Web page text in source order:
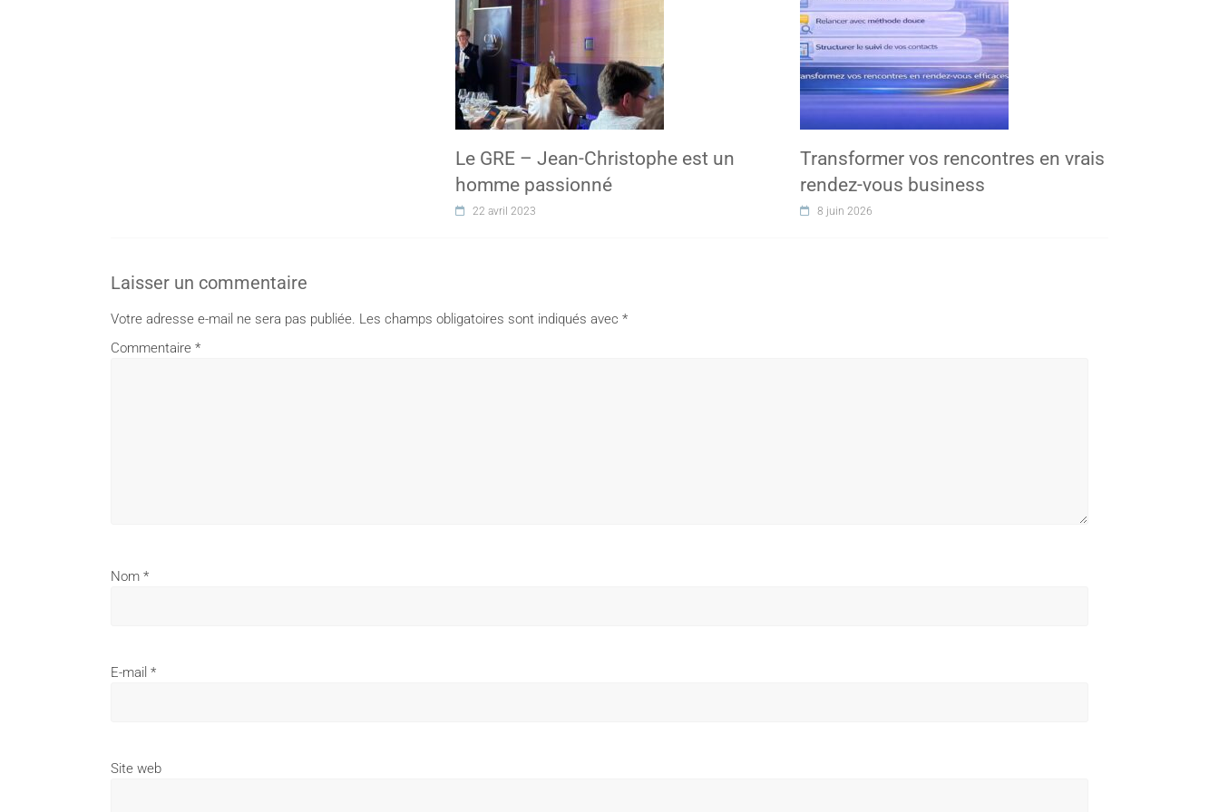
Le GRE – Jean-Christophe est un
homme passionné
22 avril 2023
Transformer vos rencontres en vrais
rendez-vous business
8 juin 2026
Laisser un commentaire
Votre adresse e-mail ne sera pas publiée. Les champs obligatoires sont indiqués avec *
Commentaire *
Nom *
E-mail *
Site web